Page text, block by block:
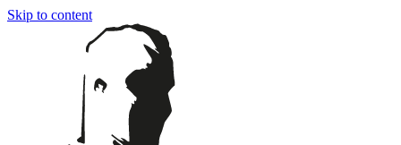
Skip to content